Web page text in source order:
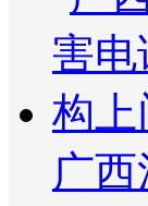
广